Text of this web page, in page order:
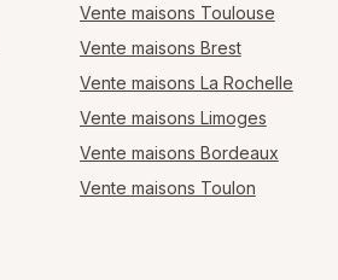
Vente maisons Toulouse
Vente maisons Brest
Vente maisons La Rochelle
Vente maisons Limoges
Vente maisons Bordeaux
Vente maisons Toulon